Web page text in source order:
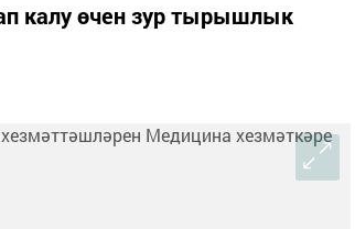
калу өчен зур тырышлык